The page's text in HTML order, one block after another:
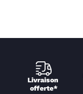
Livraison
offerte*